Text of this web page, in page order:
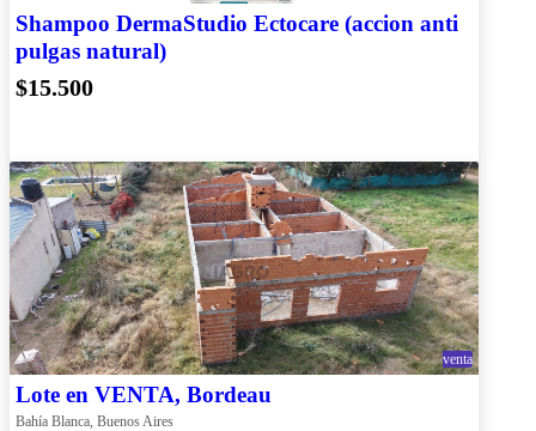
Shampoo DermaStudio Ectocare (accion anti
pulgas natural)
$15.500
venta
Lote en VENTA, Bordeau
Bahía Blanca, Buenos Aires